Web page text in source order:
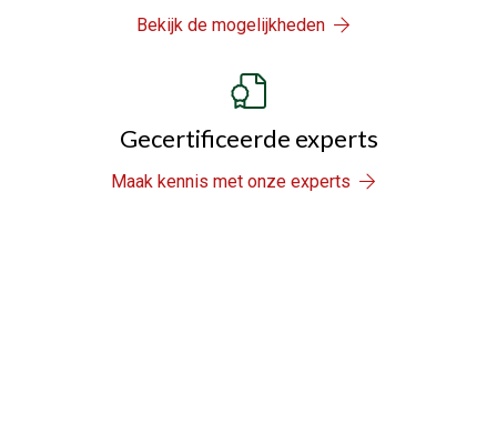
Bekijk de mogelijkheden
Gecertificeerde experts
Maak kennis met onze experts